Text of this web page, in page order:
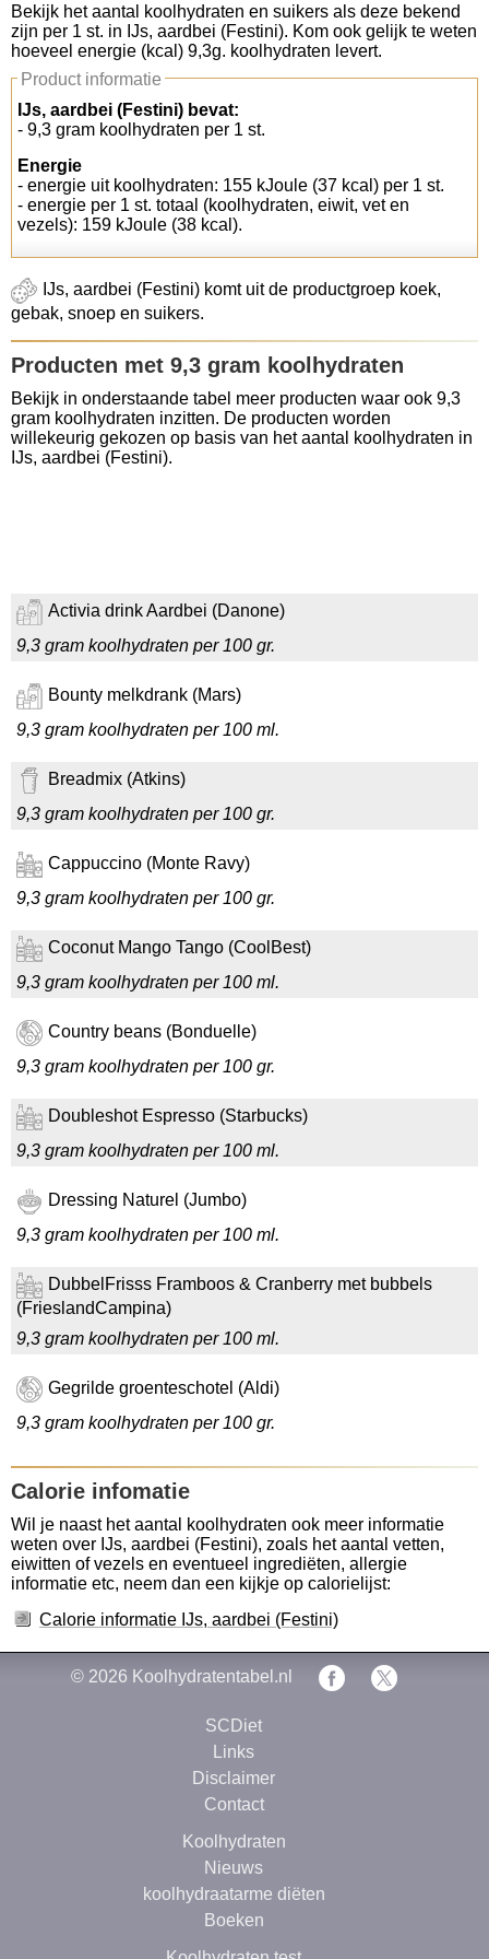
Koolhydraten tellen
Links
Bekijk het aantal koolhydraten en suikers als deze bekend
zijn per 1 st. in IJs, aardbei (Festini). Kom ook gelijk te weten
hoeveel energie (kcal) 9,3g. koolhydraten levert.
Product informatie
IJs, aardbei (Festini) bevat:
- 9,3 gram koolhydraten per 1 st.
Energie
- energie uit koolhydraten: 155 kJoule (37 kcal) per 1 st.
- energie per 1 st. totaal (koolhydraten, eiwit, vet en
vezels): 159 kJoule (38 kcal).
IJs, aardbei (Festini) komt uit de productgroep koek,
gebak, snoep en suikers.
Producten met 9,3 gram koolhydraten
Bekijk in onderstaande tabel meer producten waar ook 9,3
gram koolhydraten inzitten. De producten worden
willekeurig gekozen op basis van het aantal koolhydraten in
IJs, aardbei (Festini).
Activia drink Aardbei (Danone)
9,3 gram koolhydraten per 100 gr.
Bounty melkdrank (Mars)
9,3 gram koolhydraten per 100 ml.
Breadmix (Atkins)
9,3 gram koolhydraten per 100 gr.
Cappuccino (Monte Ravy)
9,3 gram koolhydraten per 100 gr.
Coconut Mango Tango (CoolBest)
9,3 gram koolhydraten per 100 ml.
Country beans (Bonduelle)
9,3 gram koolhydraten per 100 gr.
Doubleshot Espresso (Starbucks)
9,3 gram koolhydraten per 100 ml.
Dressing Naturel (Jumbo)
9,3 gram koolhydraten per 100 ml.
DubbelFrisss Framboos & Cranberry met bubbels
(FrieslandCampina)
9,3 gram koolhydraten per 100 ml.
Gegrilde groenteschotel (Aldi)
9,3 gram koolhydraten per 100 gr.
Calorie infomatie
Wil je naast het aantal koolhydraten ook meer informatie
weten over IJs, aardbei (Festini), zoals het aantal vetten,
eiwitten of vezels en eventueel ingrediëten, allergie
informatie etc, neem dan een kijkje op calorielijst:
Calorie informatie IJs, aardbei (Festini)
© 2026 Koolhydratentabel.nl
SCDiet
Links
Disclaimer
Contact
Koolhydraten
Nieuws
koolhydraatarme diëten
Boeken